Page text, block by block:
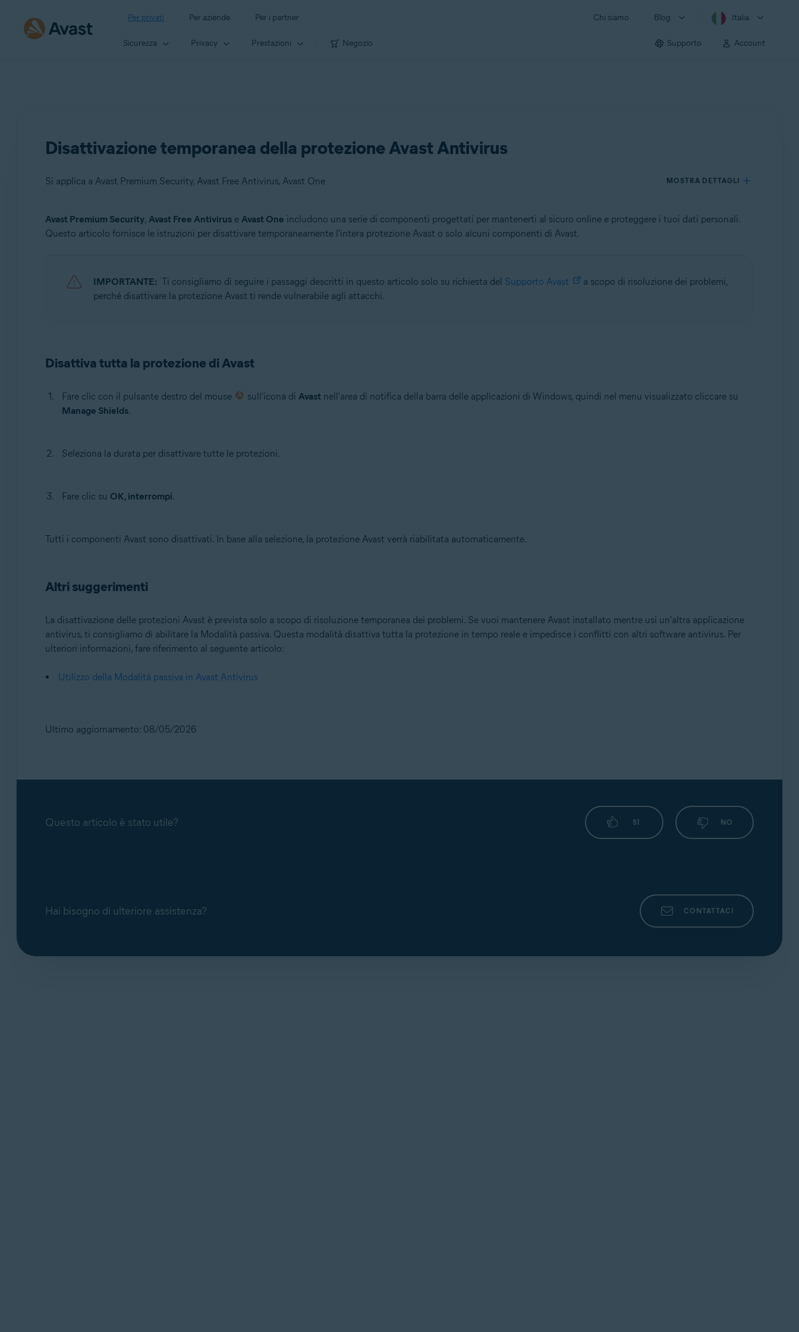
Per privati Per aziende Per i partner Chi siamo Blog Italia
Sicurezza Privacy Prestazioni Negozio Supporto Account
Disattivazione temporanea della protezione Avast Antivirus
Si applica a Avast Premium Security, Avast Free Antivirus, Avast One MOSTRA DETTAGLI
Prodotti:
Avast One
Sistemi operativi:
Avast Premium Security, Avast Free Antiviruse Avast One includono una serie di componenti progettati per mantenerti al sicuro online e proteggere i tuoi dati personali.
Questo articolo fornisce le istruzioni per disattivare temporaneamente l'intera protezione Avast o solo alcuni componenti di Avast.
IMPORTANTE: Ti consigliamo di seguire i passaggi descritti in questo articolo solo su richiesta del Supporto Avast
a scopo di risoluzione dei problemi,
perché disattivare la protezione Avast ti rende vulnerabile agli attacchi.
Disattiva tutta la protezione di Avast
Fare clic con il pulsante destro del mouse sull'icona diAvast nell'area di notifica della barra delle applicazioni di Windows, quindi nel menu visualizzato cliccare su
Manage Shields.
Seleziona la durata per disattivare tutte le protezioni.
Fare clic su OK, interrompi.
Tutti i componenti Avast sono disattivati. In base alla selezione, la protezione Avast verrà riabilitata automaticamente.
Altri suggerimenti
La disattivazione delle protezioni Avast è prevista solo a scopo di risoluzione temporanea dei problemi. Se vuoi mantenere Avast installato mentre usi un'altra applicazione
antivirus, ti consigliamo di abilitare la Modalità passiva. Questa modalità disattiva tutta la protezione in tempo reale e impedisce i conflitti con altri software antivirus. Per
ulteriori informazioni, fare riferimento al seguente articolo:
Utilizzo della Modalità passiva in Avast Antivirus
Ultimo aggiornamento: 08/05/2026
Questo articolo è stato utile? SÌ NO
Hai bisogno di ulteriore assistenza? CONTATTACI